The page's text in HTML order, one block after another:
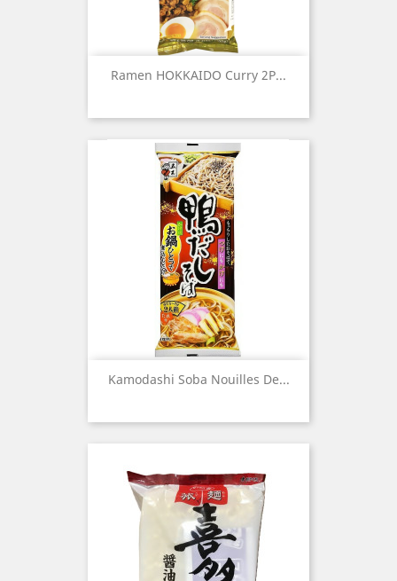
Ramen HOKKAIDO Curry 2P...
Kamodashi Soba Nouilles De...